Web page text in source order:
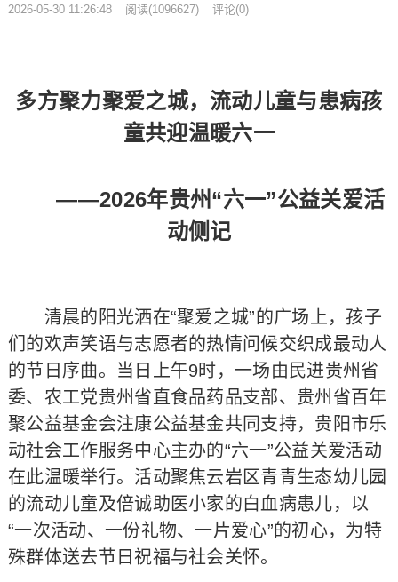
2026-05-30 11:26:48 阅读(1096627) 评论(0)
多方聚力聚爱之城，流动儿童与患病孩
童共迎温暖六一
——2026年贵州“六一”公益关爱活
动侧记
清晨的阳光洒在“聚爱之城”的广场上，孩子
们的欢声笑语与志愿者的热情问候交织成最动人
的节日序曲。当日上午9时，一场由民进贵州省
委、农工党贵州省直食品药品支部、贵州省百年
聚公益基金会注康公益基金共同支持，贵阳市乐
动社会工作服务中心主办的“六一”公益关爱活动
在此温暖举行。活动聚焦云岩区青青生态幼儿园
的流动儿童及倍诚助医小家的白血病患儿，以
“一次活动、一份礼物、一片爱心”的初心，为特
殊群体送去节日祝福与社会关怀。